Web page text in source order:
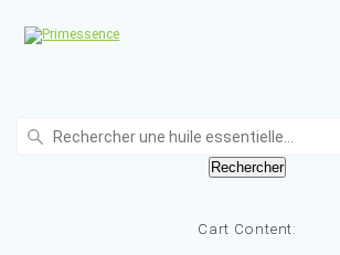
Recherche
Rechercher
Cart Content: